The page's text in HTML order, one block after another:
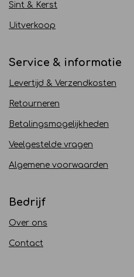
Sint & Kerst
Uitverkoop
Service & informatie
Levertijd & Verzendkosten
Retourneren
Betalingsmogelijkheden
Veelgestelde vragen
Algemene voorwaarden
Bedrijf
Over ons
Contact